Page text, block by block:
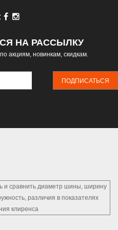
НА РАССЫЛКУ
акциям, новинкам, скидкам.
ПОДПИСАТЬСЯ
и сравнить диаметр шины, ширину
различия в показателях
клиренса